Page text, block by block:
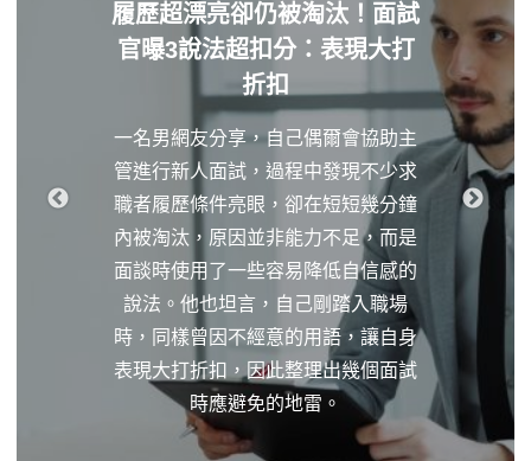
履歷超漂亮卻仍被淘汰！面試
官曝3說法超扣分：表現大打
折扣
一名男網友分享，自己偶爾會協助主
管進行新人面試，過程中發現不少求
職者履歷條件亮眼，卻在短短幾分鐘
內被淘汰，原因並非能力不足，而是
面談時使用了一些容易降低自信感的
說法。他也坦言，自己剛踏入職場
時，同樣曾因不經意的用語，讓自身
表現大打折扣，因此整理出幾個面試
時應避免的地雷。